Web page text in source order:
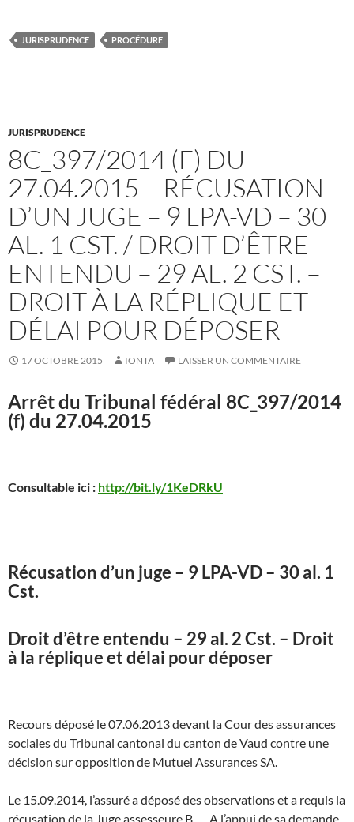
JURISPRUDENCE PROCÉDURE
JURISPRUDENCE
8C_397/2014 (F) DU
27.04.2015 – RÉCUSATION
D’UN JUGE – 9 LPA-VD – 30
AL. 1 CST. / DROIT D’ÊTRE
ENTENDU – 29 AL. 2 CST. –
DROIT À LA RÉPLIQUE ET
DÉLAI POUR DÉPOSER
17 OCTOBRE 2015 IONTA LAISSER UN COMMENTAIRE
Arrêt du Tribunal fédéral 8C_397/2014
(f) du 27.04.2015
Consultable ici : http://bit.ly/1KeDRkU
Récusation d’un juge – 9 LPA-VD – 30 al. 1
Cst.
Droit d’être entendu – 29 al. 2 Cst. – Droit
à la réplique et délai pour déposer
Recours déposé le 07.06.2013 devant la Cour des assurances
sociales du Tribunal cantonal du canton de Vaud contre une
décision sur opposition de Mutuel Assurances SA.
Le 15.09.2014, l’assuré a déposé des observations et a requis la
récusation de la Juge assesseure B.__. A l’appui de sa demande,